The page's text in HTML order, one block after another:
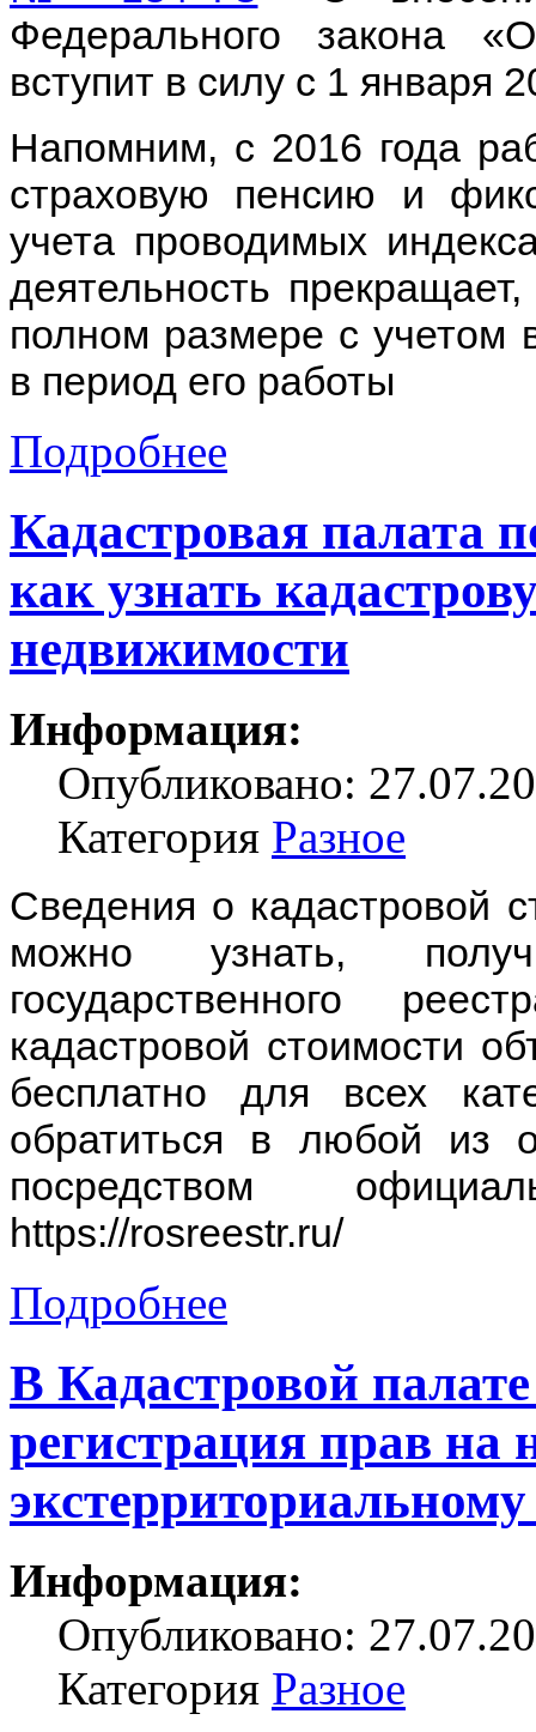
Федерального закона
вступит в силу с 1 января
Напомним, с 2016 года
страховую пенсию и
учета проводимых
деятельность
полном размере с учетом
в период его работы
Подробнее
Кадастровая палата
как узнать
недвижимости
Информация:
Опубликовано:
Категория Разное
Сведения о кадастровой
можно узнать,
государственного
кадастровой стоимости
бесплатно для всех
обратиться в любой из
посредством
https://rosreestr.ru/
Подробнее
В Кадастровой
регистрация прав на
Информация:
Опубликовано:
Категория Разное